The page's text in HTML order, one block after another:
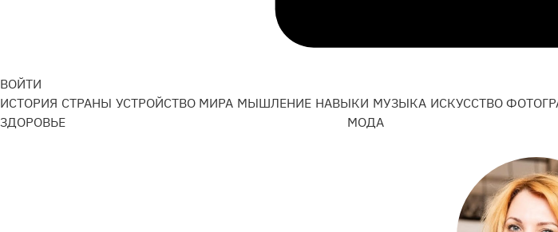
ВОЙТИ
ИСТОРИЯ СТРАНЫ УСТРОЙСТВО МИРА МЫШЛЕНИЕ НАВЫКИ МУЗЫКА ИСКУССТВО
ЗДОРОВЬЕ
МОДА